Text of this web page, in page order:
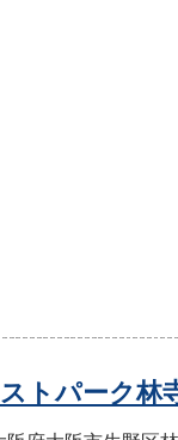
トパーク林